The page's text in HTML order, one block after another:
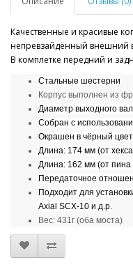
Качественные и красивые
непревзайдённый внешний
В комплетке передний и
Стальные шестерни
Корпус выполнен из
Диаметр выходного
Собран с
Окрашен в чёрный цвет
Длина: 174 мм (от хекса
Длина: 162 мм (от пина
Передаточное
Подходит для
Axial SCX-10 и д.р.
Вес: 431г (оба моста)